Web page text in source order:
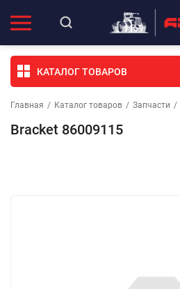
КАТАЛОГ ТОВАРОВ
Главная / Каталог товаров / Запчасти /
Bracket 86009115